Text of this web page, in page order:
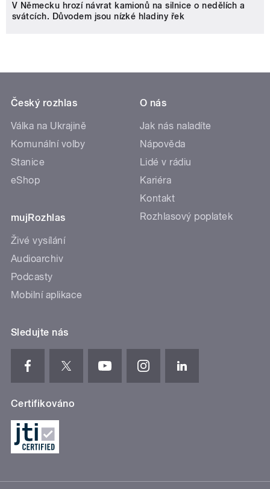
V Německu hrozí návrat kamionů na silnice o nedělích a
svátcích. Důvodem jsou nízké hladiny řek
Český rozhlas
Válka na Ukrajině
Komunální volby
Stanice
eShop
mujRozhlas
Živé vysílání
Audioarchiv
Podcasty
Mobilní aplikace
O nás
Jak nás naladíte
Nápověda
Lidé v rádiu
Kariéra
Kontakt
Rozhlasový poplatek
Sledujte nás
Certifikováno